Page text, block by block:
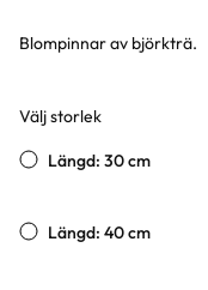
Blompinnar av björkträ.
Välj storlek
Varianter
Längd: 30 cm
Längd: 40 cm